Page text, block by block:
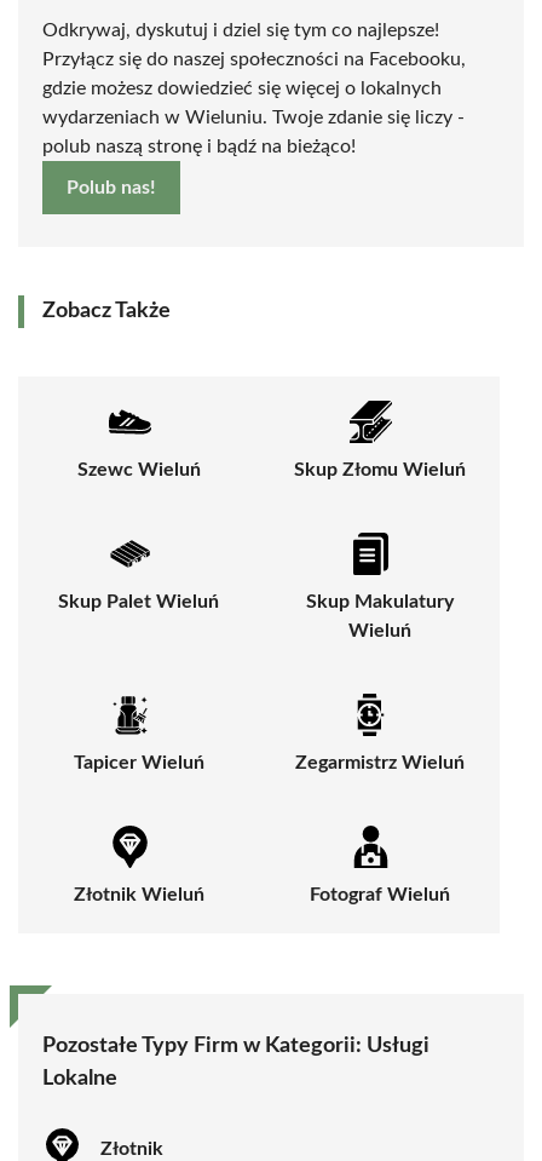
Odkrywaj, dyskutuj i dziel się tym co najlepsze!
Przyłącz się do naszej społeczności na Facebooku,
gdzie możesz dowiedzieć się więcej o lokalnych
wydarzeniach w Wieluniu. Twoje zdanie się liczy -
polub naszą stronę i bądź na bieżąco!
Polub nas!
Zobacz Także
Szewc Wieluń Skup Złomu Wieluń
Skup Palet Wieluń
Skup Makulatury
Wieluń
Tapicer Wieluń Zegarmistrz Wieluń
Złotnik Wieluń Fotograf Wieluń
Pozostałe Typy Firm w Kategorii: Usługi
Lokalne
Złotnik